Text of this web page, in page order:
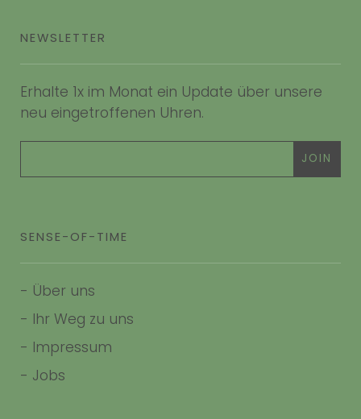
NEWSLETTER
Erhalte 1x im Monat ein Update über unsere
neu eingetroffenen Uhren.
SENSE-OF-TIME
- Über uns
- Ihr Weg zu uns
- Impressum
- Jobs